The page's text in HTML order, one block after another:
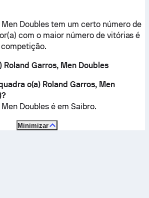
Men Doubles tem um certo número de
com o maior número de vitórias é
Roland Garros, Men Doubles
o(a) Roland Garros, Men
Doubles é em Saibro.
Minimizar